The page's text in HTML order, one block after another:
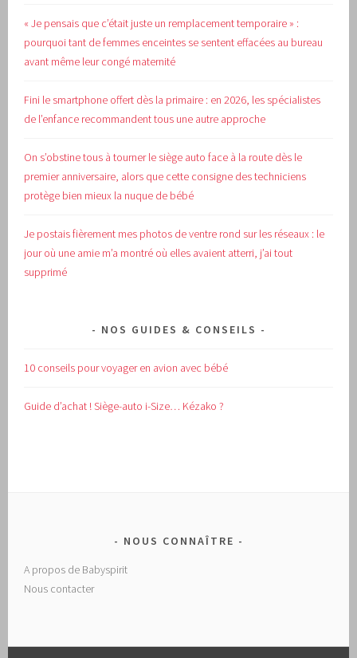
« Je pensais que c’était juste un remplacement temporaire » :
pourquoi tant de femmes enceintes se sentent effacées au bureau
avant même leur congé maternité
Fini le smartphone offert dès la primaire : en 2026, les spécialistes
de l’enfance recommandent tous une autre approche
On s’obstine tous à tourner le siège auto face à la route dès le
premier anniversaire, alors que cette consigne des techniciens
protège bien mieux la nuque de bébé
Je postais fièrement mes photos de ventre rond sur les réseaux : le
jour où une amie m’a montré où elles avaient atterri, j’ai tout
supprimé
NOS GUIDES & CONSEILS
10 conseils pour voyager en avion avec bébé
Guide d’achat !Siège-auto i-Size… Kézako ?
NOUS CONNAÎTRE
A propos de Babyspirit
Nous contacter